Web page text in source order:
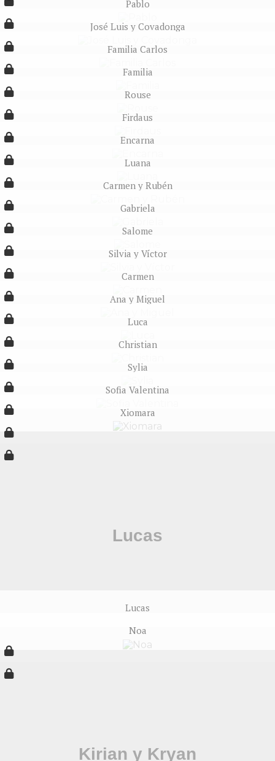
Pablo
José Luis y Covadonga
Familia Carlos
Familia
Rouse
Firdaus
Encarna
Luana
Carmen y Rubén
Gabriela
Salome
Silvia y Víctor
Carmen
Ana y Miguel
Luca
Christian
Sylia
Sofia Valentina
Xiomara
Lucas
Noa